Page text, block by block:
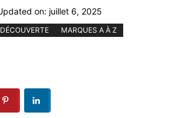
on: juillet 6, 2025
MARQUES A À Z